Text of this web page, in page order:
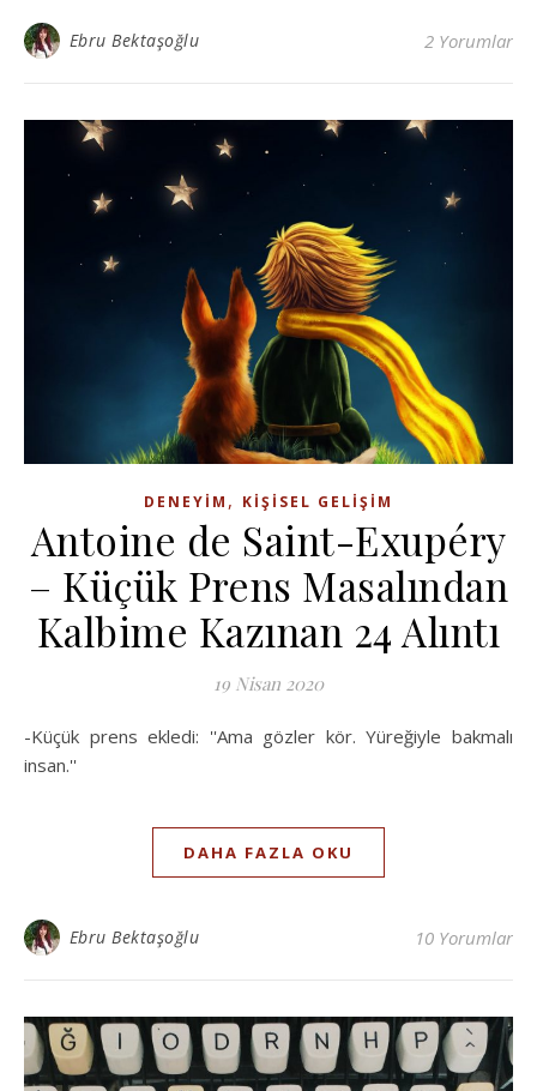
Ebru Bektaşoğlu 2 Yorumlar
DENEYIM , KIŞISEL GELIŞIM
Antoine de Saint-Exupéry
– Küçük Prens Masalından
Kalbime Kazınan 24 Alıntı
19 Nisan 2020
-Küçük prens ekledi: ''Ama gözler kör. Yüreğiyle bakmalı
insan.''
DAHA FAZLA OKU
Ebru Bektaşoğlu 10 Yorumlar